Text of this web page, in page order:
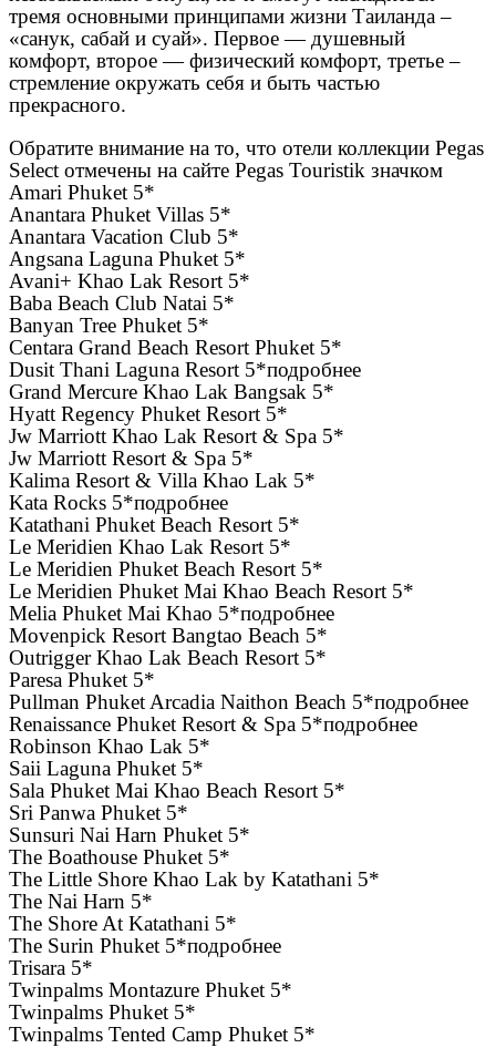
тремя основными принципами жизни Таиланда –
«санук, сабай и суай». Первое — душевный
комфорт, второе — физический комфорт, третье –
стремление окружать себя и быть частью
прекрасного.
Обратите внимание на то, что отели коллекции Pegas
Select отмечены на сайте Pegas Touristik значком
Amari Phuket 5*
Anantara Phuket Villas 5*
Anantara Vacation Club 5*
Angsana Laguna Phuket 5*
Avani+ Khao Lak Resort 5*
Baba Beach Club Natai 5*
Banyan Tree Phuket 5*
Centara Grand Beach Resort Phuket 5*
Dusit Thani Laguna Resort 5*подробнее
Grand Mercure Khao Lak Bangsak 5*
Hyatt Regency Phuket Resort 5*
Jw Marriott Khao Lak Resort & Spa 5*
Jw Marriott Resort & Spa 5*
Kalima Resort & Villa Khao Lak 5*
Kata Rocks 5*подробнее
Katathani Phuket Beach Resort 5*
Le Meridien Khao Lak Resort 5*
Le Meridien Phuket Beach Resort 5*
Le Meridien Phuket Mai Khao Beach Resort 5*
Melia Phuket Mai Khao 5*подробнее
Movenpick Resort Bangtao Beach 5*
Outrigger Khao Lak Beach Resort 5*
Paresa Phuket 5*
Pullman Phuket Arcadia Naithon Beach 5*подробнее
Renaissance Phuket Resort & Spa 5*подробнее
Robinson Khao Lak 5*
Saii Laguna Phuket 5*
Sala Phuket Mai Khao Beach Resort 5*
Sri Panwa Phuket 5*
Sunsuri Nai Harn Phuket 5*
The Boathouse Phuket 5*
The Little Shore Khao Lak by Katathani 5*
The Nai Harn 5*
The Shore At Katathani 5*
The Surin Phuket 5*подробнее
Trisara 5*
Twinpalms Montazure Phuket 5*
Twinpalms Phuket 5*
Twinpalms Tented Camp Phuket 5*